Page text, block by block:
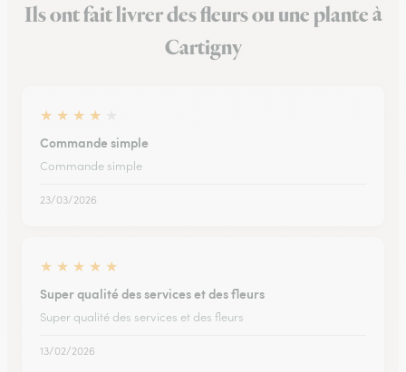
Ils ont fait livrer des fleurs ou une plante à
Cartigny
★ ★ ★ ★
Commande simple
Commande simple
23/03/2026
★ ★ ★ ★ ★
Super qualité des services et des fleurs
Super qualité des services et des fleurs
13/02/2026